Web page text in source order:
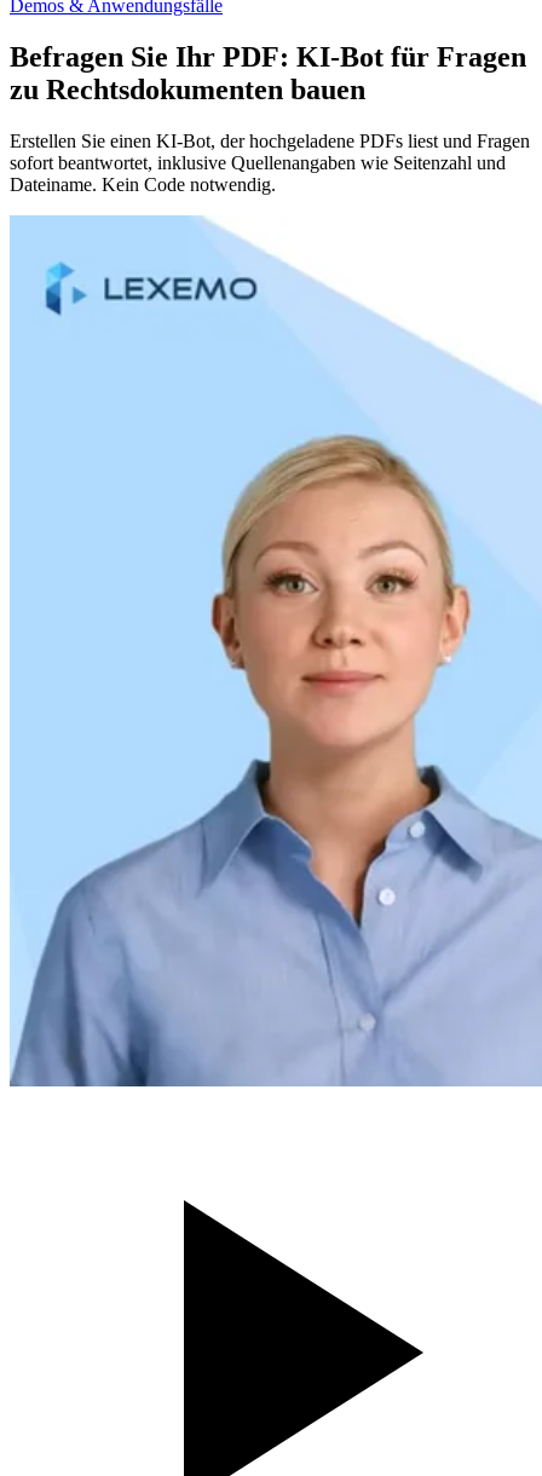
Demos & Anwendungsfälle
Befragen Sie Ihr PDF: KI-Bot für Fragen
zu Rechtsdokumenten bauen
Erstellen Sie einen KI-Bot, der hochgeladene PDFs liest und Fragen
sofort beantwortet, inklusive Quellenangaben wie Seitenzahl und
Dateiname. Kein Code notwendig.